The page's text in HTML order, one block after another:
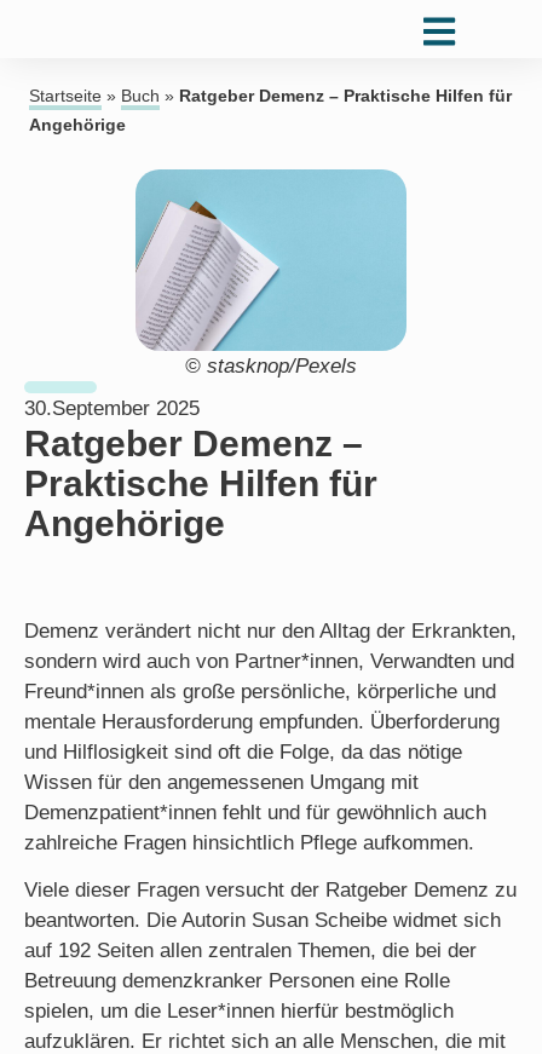
Startseite » Buch » Ratgeber Demenz – Praktische Hilfen für
Angehörige
© stasknop/Pexels
30.September 2025
Ratgeber Demenz –
Praktische Hilfen für
Angehörige
Demenz verändert nicht nur den Alltag der Erkrankten,
sondern wird auch von Partner*innen, Verwandten und
Freund*innen als große persönliche, körperliche und
mentale Herausforderung empfunden. Überforderung
und Hilflosigkeit sind oft die Folge, da das nötige
Wissen für den angemessenen Umgang mit
Demenzpatient*innen fehlt und für gewöhnlich auch
zahlreiche Fragen hinsichtlich Pflege aufkommen.
Viele dieser Fragen versucht der Ratgeber Demenz zu
beantworten. Die Autorin Susan Scheibe widmet sich
auf 192 Seiten allen zentralen Themen, die bei der
Betreuung demenzkranker Personen eine Rolle
spielen, um die Leser*innen hierfür bestmöglich
aufzuklären. Er richtet sich an alle Menschen, die mit